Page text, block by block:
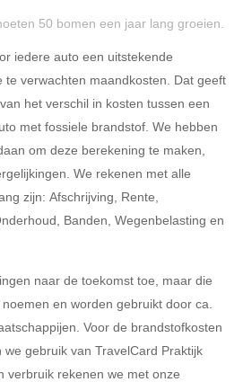
500
Ja Nee
(Belastbaar tot €
69.399,- )
bijdrage
50 bomen een jaar lang groeien.
iedere auto een uitstekende
te verwachten maandkosten. Dat geeft
het verschil in kosten tussen een
met fossiele brandstof. We hebben
om deze berekening te maken,
We rekenen met alle
zijn: Afschrijving, Rente,
Banden, Wegenbelasting en
naar de toekomst toe, maar die
en worden gebruikt door ca.
Voor de brandstofkosten
gebruik van TravelCard Praktijk
verbruik rekenen we met onze